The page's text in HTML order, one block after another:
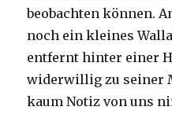
beobachten können.
noch ein kleines
entfernt hinter einer
widerwillig zu seiner
kaum Notiz von uns